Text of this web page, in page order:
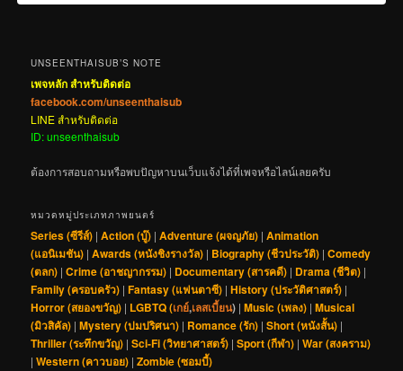
UNSEENTHAISUB’S NOTE
เพจหลัก สำหรับติดต่อ
facebook.com/unseenthaisub
LINE สำหรับติดต่อ
ID: unseenthaisub
ต้องการสอบถามหรือพบปัญหาบนเว็บแจ้งได้ที่เพจหรือไลน์เลยครับ
หมวดหมู่ประเภทภาพยนตร์
Series (ซีรีส์) |Action (บู๊) |Adventure (ผจญภัย) |Animation
(แอนิเมชัน) |Awards (หนังชิงรางวัล) | Biography (ชีวประวัติ) |Comedy
(ตลก) |Crime (อาชญากรรม) | Documentary (สารคดี) | Drama (ชีวิต) |
Family (ครอบครัว) |Fantasy (แฟนตาซี) |History (ประวัติศาสตร์) |
Horror (สยองขวัญ) | LGBTQ (เกย์,เลสเบี้ยน) |Music (เพลง) |Musical
(มิวสิคัล) |Mystery (ปมปริศนา) | Romance (รัก) |Short (หนังสั้น) |
Thriller (ระทึกขวัญ) |Sci-Fi (วิทยาศาสตร์) |Sport (กีฬา) |War (สงคราม)
|Western (คาวบอย) |Zombie (ซอมบี้)